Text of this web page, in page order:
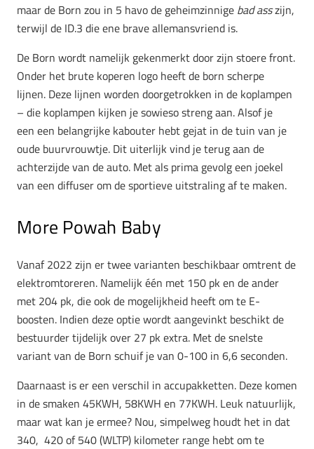
maar de Born zou in 5 havo de geheimzinnige bad asszijn,
terwijl de ID.3 die ene brave allemansvriend is.
De Born wordt namelijk gekenmerkt door zijn stoere front.
Onder het brute koperen logo heeft de born scherpe
lijnen. Deze lijnen worden doorgetrokken in de koplampen
– die koplampen kijken je sowieso streng aan. Alsof je
een een belangrijke kabouter hebt gejat in de tuin van je
oude buurvrouwtje. Dit uiterlijk vind je terug aan de
achterzijde van de auto. Met als prima gevolg een joekel
van een diffuser om de sportieve uitstraling af te maken.
More Powah Baby
Vanaf 2022 zijn er twee varianten beschikbaar omtrent de
elektromtoreren. Namelijk één met 150 pk en de ander
met 204 pk, die ook de mogelijkheid heeft om te E-
boosten. Indien deze optie wordt aangevinkt beschikt de
bestuurder tijdelijk over 27 pk extra. Met de snelste
variant van de Born schuif je van 0-100 in 6,6 seconden.
Daarnaast is er een verschil in accupakketten. Deze komen
in de smaken 45KWH, 58KWH en 77KWH. Leuk natuurlijk,
maar wat kan je ermee? Nou, simpelweg houdt het in dat
340, 420 of 540 (WLTP) kilometer range hebt om te